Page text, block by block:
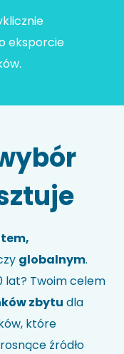
eksporcie
globalnym.
lat? Twoim celem
zbytu dla
które
źródło